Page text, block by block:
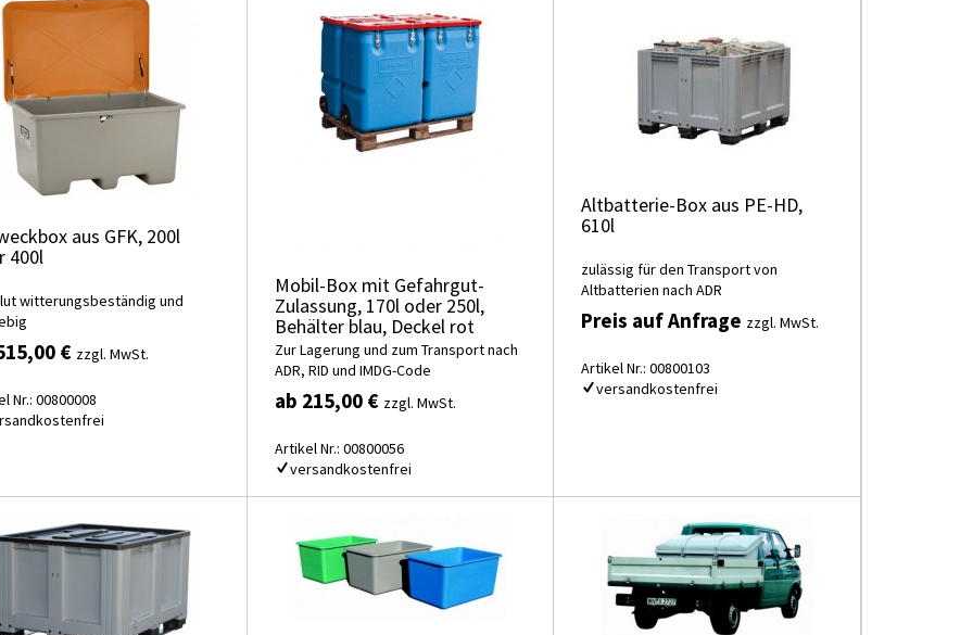
aus GFK, 200l
400l
witterungsbeständig und
€ zzgl. MwSt.
Nr.: 00800008
Mobil-Box mit Gefahrgut-
Zulassung, 170l oder 250l,
Behälter blau, Deckel rot
Zur Lagerung und zum Transport nach
ADR, RID und IMDG-Code
ab 215,00 € zzgl. MwSt.
Artikel Nr.: 00800056
versandkostenfrei
Altbatterie-Box aus PE-HD,
610l
zulässig für den Transport von
Altbatterien nach ADR
Preis auf Anfrage zzgl. MwSt.
Artikel Nr.: 00800103
versandkostenfrei